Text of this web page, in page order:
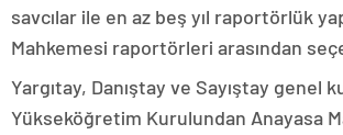
savcılar ile en az beş yıl raportörlük
Mahkemesi raportörleri arasından
Yargıtay, Danıştay ve Sayıştay genel
Yükseköğretim Kurulundan Anayasa